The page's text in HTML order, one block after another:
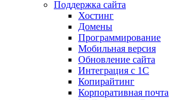
Поддержка сайта
Хостинг
Домены
Программирование
Мобильная версия
Обновление сайта
Интеграция с 1С
Копирайтинг
Корпоративная почта